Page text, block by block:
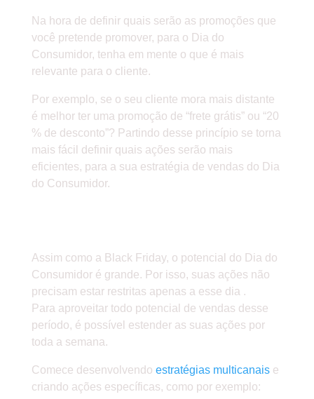
Na hora de definir quais serão as promoções que
você pretende promover, para o Dia do
Consumidor, tenha em mente o que é mais
relevante para o cliente.
Por exemplo, se o seu cliente mora mais distante
é melhor ter uma promoção de “frete grátis” ou “20
% de desconto”? Partindo desse princípio se torna
mais fácil definir quais ações serão mais
eficientes, para a sua estratégia de vendas do Dia
do Consumidor.
Assim como a Black Friday, o potencial do Dia do
Consumidor é grande. Por isso, suas ações não
precisam estar restritas apenas a esse dia .
Para aproveitar todo potencial de vendas desse
período, é possível estender as suas ações por
toda a semana.
Comece desenvolvendo estratégias multicanaise
criando ações específicas, como por exemplo: